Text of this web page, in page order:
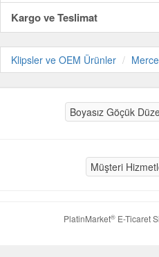
Kargo ve Teslimat
Klipsler ve OEM Ürünler
Boyasız Göçük
Müşteri
PlatinMarket®E-Ticaret